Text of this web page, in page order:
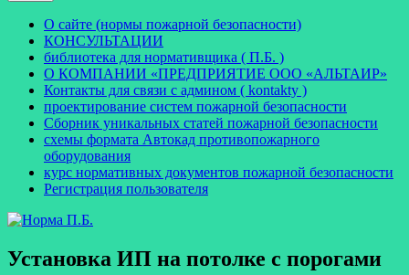
О сайте (нормы пожарной безопасности)
КОНСУЛЬТАЦИИ
библиотека для нормативщика ( П.Б. )
О КОМПАНИИ «ПРЕДПРИЯТИЕ ООО «АЛЬТАИР»
Контакты для связи с админом ( kontakty )
проектирование систем пожарной безопасности
Сборник уникальных статей пожарной безопасности
схемы формата Автокад противопожарного
оборудования
курс нормативных документов пожарной безопасности
Регистрация пользователя
Установка ИП на потолке с порогами